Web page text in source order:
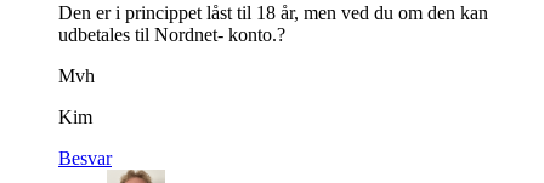
Den er i princippet låst til 18 år, men ved du om den kan
udbetales til Nordnet- konto.?
Mvh
Kim
Besvar